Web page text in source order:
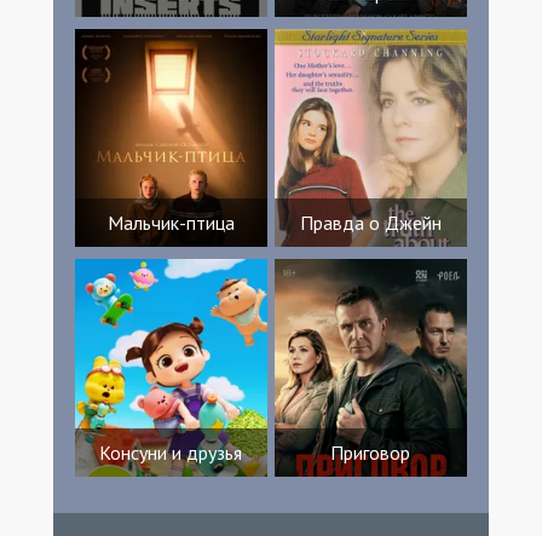
Мальчик-птица Правда о Джейн
Консуни и друзья Приговор